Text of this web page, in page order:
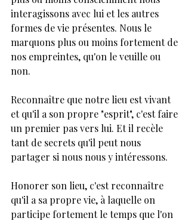
interagissons avec lui et les autres
formes de vie présentes. Nous le
marquons plus ou moins fortement de
nos empreintes, qu'on le veuille ou
non.
Reconnaître que notre lieu est vivant
et qu'il a son propre "esprit", c'est faire
un premier pas vers lui. Et il recèle
tant de secrets qu'il peut nous
partager si nous nous y intéressons.
Honorer son lieu, c'est reconnaître
qu'il a sa propre vie, à laquelle on
participe fortement le temps que l'on